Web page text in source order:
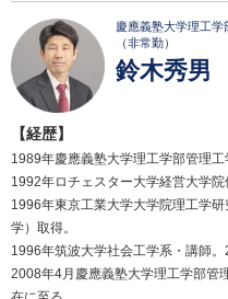
慶應義塾大学理工
（非常勤）
鈴木秀男
【経歴】
1989年慶應義塾大学理工学部管理工
1992年ロチェスター大学経営大学院
1996年東京工業大学大学院理工学
学）取得。
1996年筑波大学社会工学系・講師。
2008年4月慶應義塾大学理工学部管